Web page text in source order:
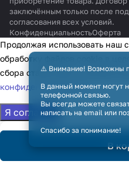
В
заключённым только после
согласования всех условий.
КонфиденциальностьОферта
⚠️ Внимание! Возможны
В данный момент могут
телефонной связью.
Вы всегда можете
написать на email или
Спасибо за понимание!
Продолжая использовать наш
обработку файлов cookie в
сбора статистики в
конфиденциальности
Я согласен